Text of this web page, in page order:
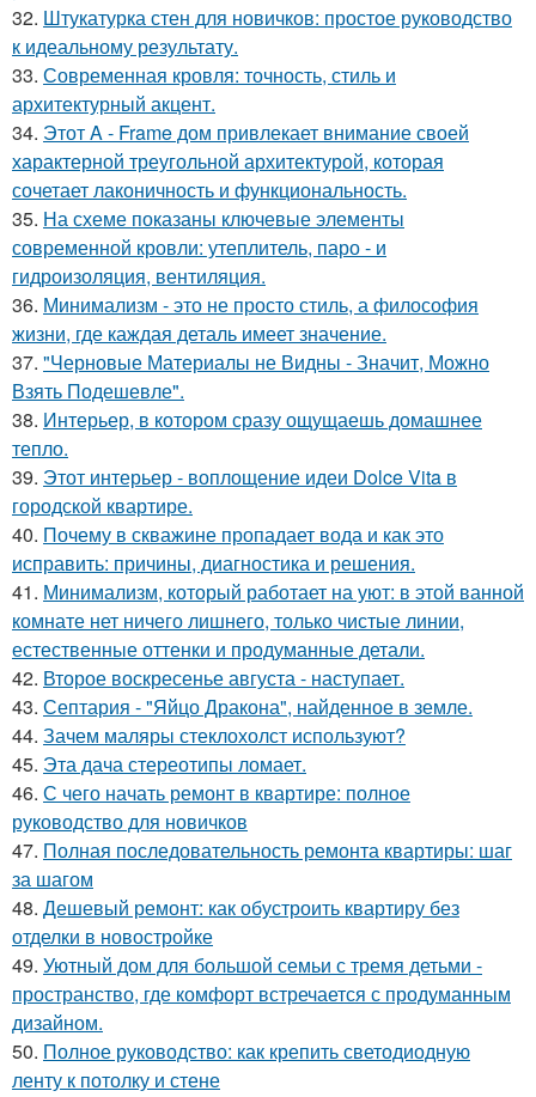
32. Штукатурка стен для новичков: простое руководство
к идеальному результату.
33. Современная кровля: точность, стиль и
архитектурный акцент.
34. Этот A - Frame дом привлекает внимание своей
характерной треугольной архитектурой, которая
сочетает лаконичность и функциональность.
35. На схеме показаны ключевые элементы
современной кровли: утеплитель, паро - и
гидроизоляция, вентиляция.
36. Минимализм - это не просто стиль, а философия
жизни, где каждая деталь имеет значение.
37. "Черновые Материалы не Видны - Значит, Можно
Взять Подешевле".
38. Интерьер, в котором сразу ощущаешь домашнее
тепло.
39. Этот интерьер - воплощение идеи Dolce Vita в
городской квартире.
40. Почему в скважине пропадает вода и как это
исправить: причины, диагностика и решения.
41. Минимализм, который работает на уют: в этой ванной
комнате нет ничего лишнего, только чистые линии,
естественные оттенки и продуманные детали.
42. Второе воскресенье августа - наступает.
43. Септария - "Яйцо Дракона", найденное в земле.
44. Зачем маляры стеклохолст используют?
45. Эта дача стереотипы ломает.
46. С чего начать ремонт в квартире: полное
руководство для новичков
47. Полная последовательность ремонта квартиры: шаг
за шагом
48. Дешевый ремонт: как обустроить квартиру без
отделки в новостройке
49. Уютный дом для большой семьи с тремя детьми -
пространство, где комфорт встречается с продуманным
дизайном.
50. Полное руководство: как крепить светодиодную
ленту к потолку и стене